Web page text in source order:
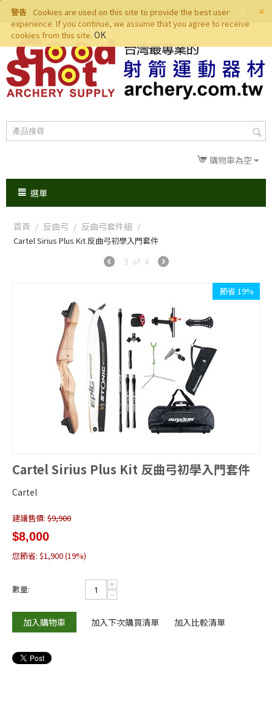
×
警告 Cookies are used on this site to provide the best user
experience. If you continue, we assume that you agree to receive
cookies from this site. OK
購物車為空
選單
首頁 / 反曲弓 / 反曲弓套件組 /
Cartel Sirius Plus Kit 反曲弓初學入門套件
3 of 4
節省 19%
Cartel Sirius Plus Kit 反曲弓初學入門套件
Cartel
建議售價: $9,900
$8,000
您節省: $1,900(19%)
數量: +
−
加入購物車 加入下次購買清單 加入比較清單